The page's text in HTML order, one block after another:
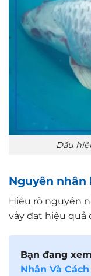
Dấu
Nguyên nhân
Hiểu rõ nguyên
vảy đạt hiệu quả
Bạn đang
Nhân Và